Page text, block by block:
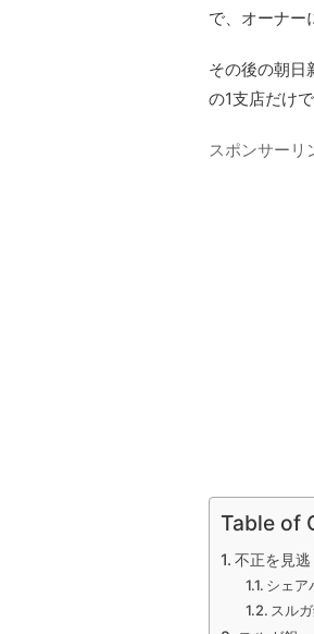
で、オーナー
その後の朝日
の1支店だけ
スポンサーリ
Table of
不正を見
シェア
スル